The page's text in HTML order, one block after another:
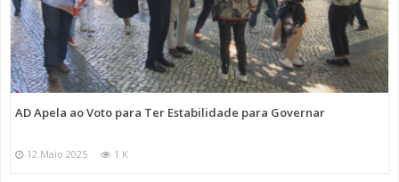
AD Apela ao Voto para Ter Estabilidade para Governar
12 Maio 2025 1 K